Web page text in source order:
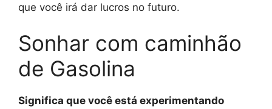
que você irá dar lucros no futuro.
Sonhar com caminhão
de Gasolina
Significa que você está experimentando